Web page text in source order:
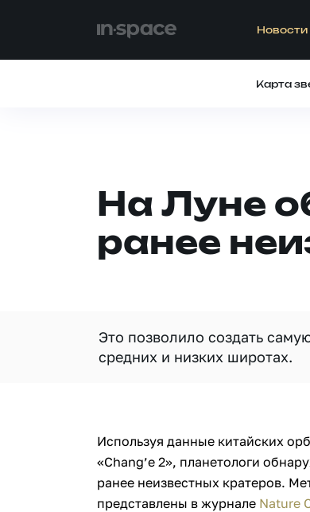
Новости
Карта
На Луне
ранее
Это позволило создать
средних и низких широтах.
Используя данные китайских
«Chang’e 2», планетологи
ранее неизвестных кратеров.
представлены в журнале Nature